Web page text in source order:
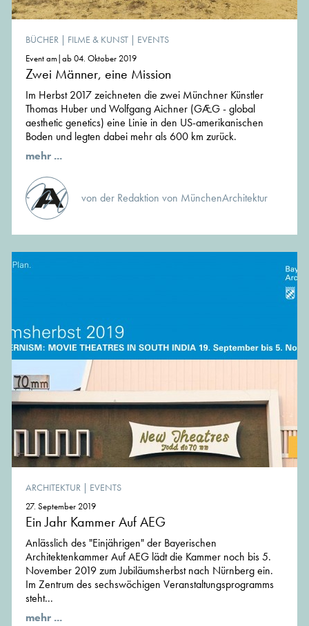
BÜCHER | FILME & KUNST | EVENTS
Event am|ab 04. Oktober 2019
Zwei Männer, eine Mission
Im Herbst 2017 zeichneten die zwei Münchner Künstler
Thomas Huber und Wolfgang Aichner (GÆG - global
aesthetic genetics) eine Linie in den US-amerikanischen
Boden und legten dabei mehr als 600 km zurück.
mehr ...
von der Redaktion von MünchenArchitektur
ARCHITEKTUR | EVENTS
27. September 2019
Ein Jahr Kammer Auf AEG
Anlässlich des "Einjährigen" der Bayerischen
Architektenkammer Auf AEG lädt die Kammer noch bis 5.
November 2019 zum Jubiläumsherbst nach Nürnberg ein.
Im Zentrum des sechswöchigen Veranstaltungspro­gramms
steht...
mehr ...